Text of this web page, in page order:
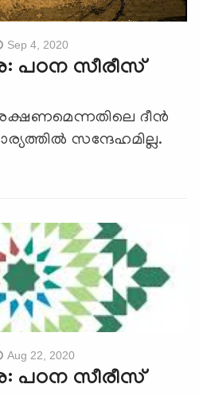
Sep 4, 2020
പഠന സീരീസ്
ദീന്‍
സന്ദേഹമില്ല.
Aug 22, 2020
പഠന സീരീസ്